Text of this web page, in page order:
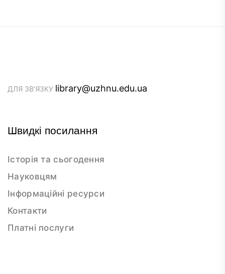
ДЛЯ ЗВ'ЯЗКУ library@uzhnu.edu.ua
Швидкі посилання
Історія та сьогодення
Науковцям
Інформаційні ресурси
Контакти
Платні послуги